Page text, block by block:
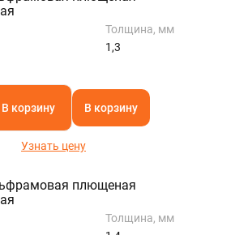
Толщина, мм
1,3
В корзину В корзину
Узнать цену
плющеная
Толщина, мм